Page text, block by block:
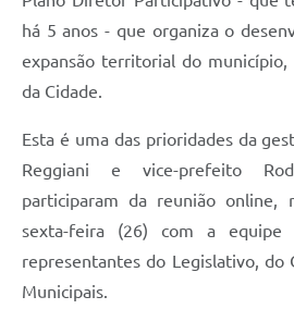
Feriados Municipais
Bairros Rurais
Galeria de Fotos
Ouvidoria Municipal
Audiências Públicas
há 5 anos - que organiza o
expansão territorial do
da Cidade.
Esta é uma das prioridades da
Reggiani e vice-prefeito
participaram da reunião online,
sexta-feira (26) com a equipe
representantes do Legislativo, do
Municipais.